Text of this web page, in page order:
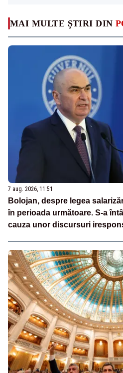
MAI MULTE ȘTIRI DIN
7 aug. 2026, 11:51
Bolojan, despre legea
în perioada următoare. S-a
cauza unor discursuri